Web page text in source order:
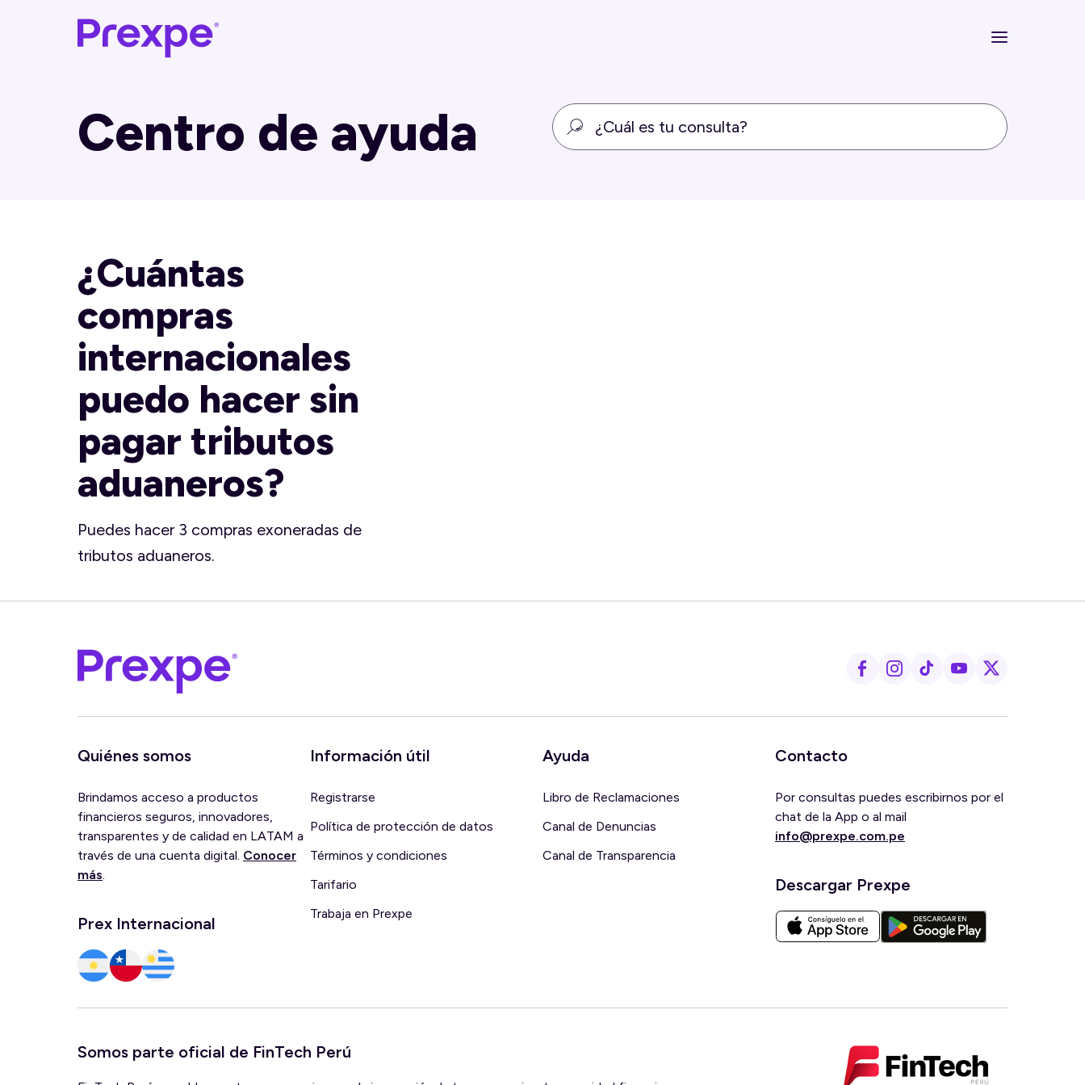
Centro de ayuda
¿Cuántas
compras
internacionales
puedo hacer sin
pagar tributos
aduaneros?
Puedes hacer 3 compras exoneradas de
tributos aduaneros.
Quiénes somos
Brindamos acceso a productos
financieros seguros, innovadores,
transparentes y de calidad en LATAM a
través de una cuenta digital. Conocer
más.
Prex Internacional
Información útil
Registrarse
Política de protección de datos
Términos y condiciones
Tarifario
Trabaja en Prexpe
Ayuda
Libro de Reclamaciones
Canal de Denuncias
Canal de Transparencia
Contacto
Por consultas puedes escribirnos por el
chat de la App o al mail
info@prexpe.com.pe
Descargar Prexpe
Somos parte oficial de FinTech Perú